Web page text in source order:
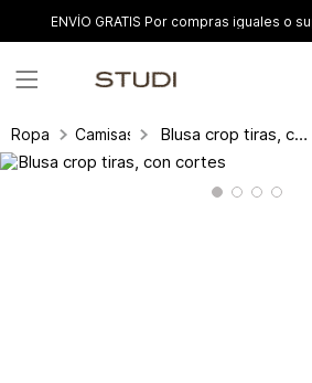
ENVÍO GRATIS Por compras iguales o
Ropa Camisas y blusas Blusa crop tiras, con cortes